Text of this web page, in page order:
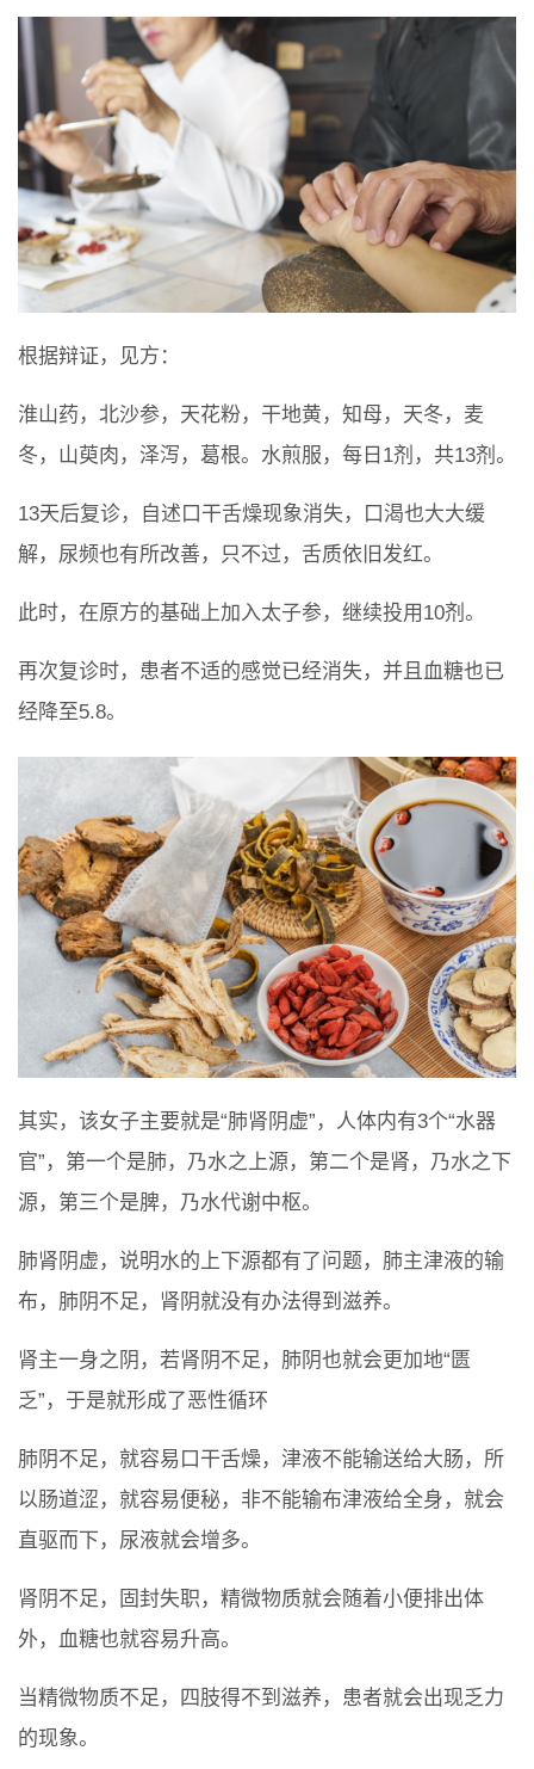
根据辩证，见方：
淮山药，北沙参，天花粉，干地黄，知母，天冬，麦
冬，山萸肉，泽泻，葛根。水煎服，每日1剂，共13剂。
13天后复诊，自述口干舌燥现象消失，口渴也大大缓
解，尿频也有所改善，只不过，舌质依旧发红。
此时，在原方的基础上加入太子参，继续投用10剂。
再次复诊时，患者不适的感觉已经消失，并且血糖也已
经降至5.8。
其实，该女子主要就是“肺肾阴虚”，人体内有3个“水器
官”，第一个是肺，乃水之上源，第二个是肾，乃水之下
源，第三个是脾，乃水代谢中枢。
肺肾阴虚，说明水的上下源都有了问题，肺主津液的输
布，肺阴不足，肾阴就没有办法得到滋养。
肾主一身之阴，若肾阴不足，肺阴也就会更加地“匮
乏”，于是就形成了恶性循环
肺阴不足，就容易口干舌燥，津液不能输送给大肠，所
以肠道涩，就容易便秘，非不能输布津液给全身，就会
直驱而下，尿液就会增多。
肾阴不足，固封失职，精微物质就会随着小便排出体
外，血糖也就容易升高。
当精微物质不足，四肢得不到滋养，患者就会出现乏力
的现象。